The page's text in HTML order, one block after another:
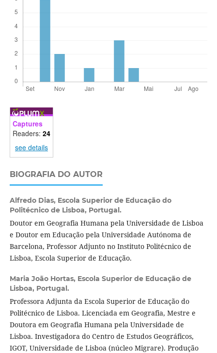
Captures
Readers: 24
see details
BIOGRAFIA DO AUTOR
Alfredo Dias, Escola Superior de Educação do
Politécnico de Lisboa, Portugal.
Doutor em Geografia Humana pela Universidade de Lisboa
e Doutor em Educação pela Universidade Autónoma de
Barcelona, Professor Adjunto no Instituto Politécnico de
Lisboa, Escola Superior de Educação.
Maria João Hortas, Escola Superior de Educação de
Lisboa, Portugal.
Professora Adjunta da Escola Superior de Educação do
Politécnico de Lisboa. Licenciada em Geografia, Mestre e
Doutora em Geografia Humana pela Universidade de
Lisboa. Investigadora do Centro de Estudos Geográficos,
IGOT, Universidade de Lisboa (núcleo Migrare). Produção